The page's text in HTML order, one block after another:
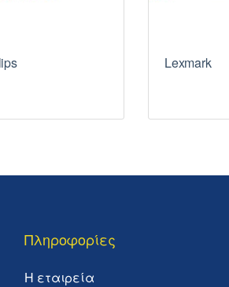
Lexmark
Πληροφορίες
Η εταιρεία